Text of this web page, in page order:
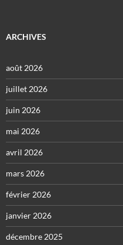
ARCHIVES
août 2026
juillet 2026
juin 2026
mai 2026
avril 2026
mars 2026
février 2026
janvier 2026
décembre 2025